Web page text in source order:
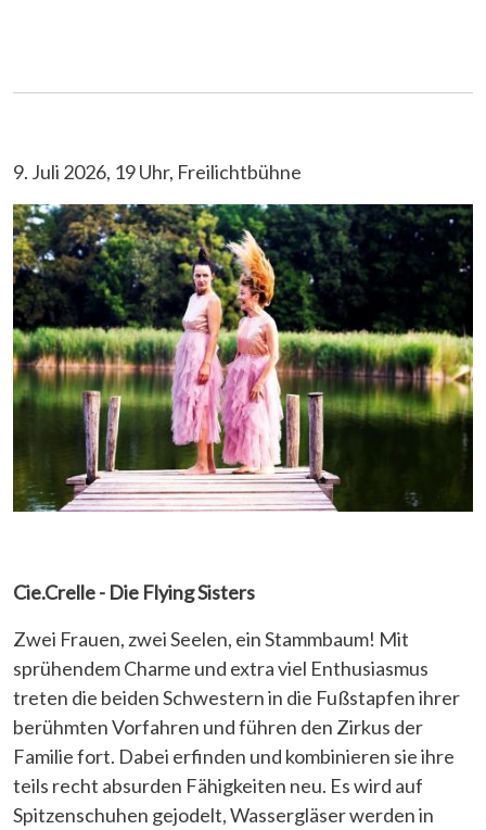
9. Juli 2026, 19 Uhr, Freilichtbühne
Cie.Crelle - Die Flying Sisters
Zwei Frauen, zwei Seelen, ein Stammbaum! Mit
sprühendem Charme und extra viel Enthusiasmus
treten die beiden Schwestern in die Fußstapfen ihrer
berühmten Vorfahren und führen den Zirkus der
Familie fort. Dabei erfinden und kombinieren sie ihre
teils recht absurden Fähigkeiten neu. Es wird auf
Spitzenschuhen gejodelt, Wassergläser werden in